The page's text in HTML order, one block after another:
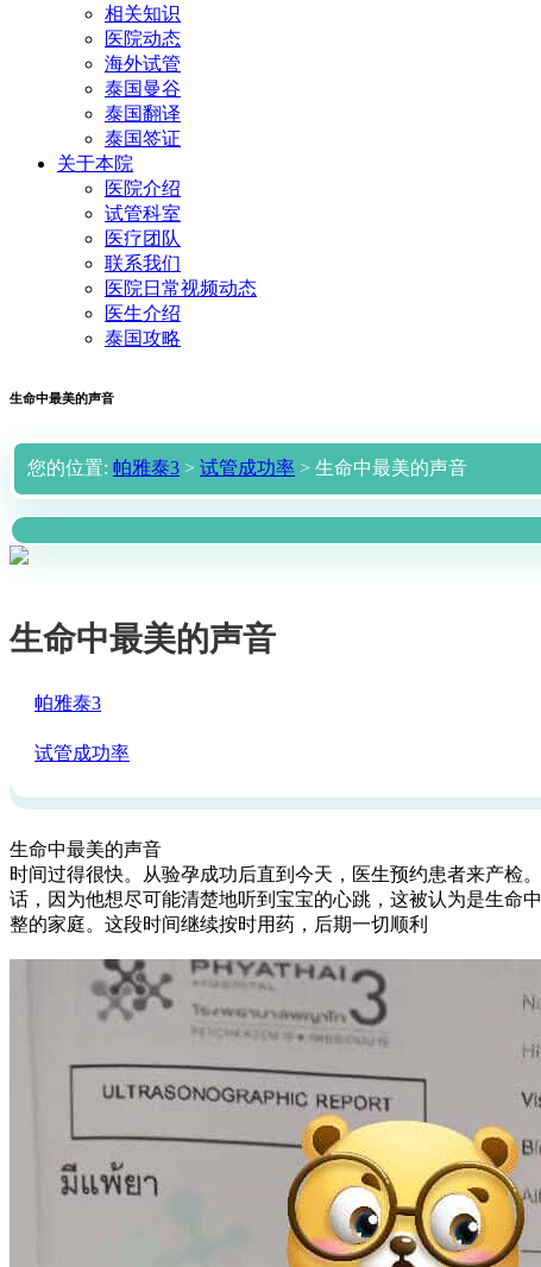
相关知识
医院动态
海外试管
泰国曼谷
泰国翻译
泰国签证
关于本院
医院介绍
试管科室
医疗团队
联系我们
医院日常视频动态
医生介绍
泰国攻略
生命中最美的声音
您的位置: 帕雅泰3 > 试管成功率 > 生命中最美的声音
生命中最美的声音
帕雅泰3
试管成功率
生命中最美的声音
时间过得很快。从验孕成功后直到今天，医生预约患者来产检
话，因为他想尽可能清楚地听到宝宝的心跳，这被认为是生命
整的家庭。这段时间继续按时用药，后期一切顺利